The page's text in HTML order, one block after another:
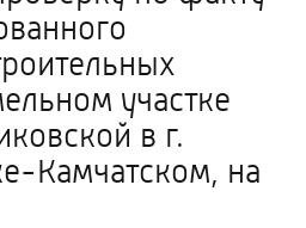
участке
в г.
Камчатском, на